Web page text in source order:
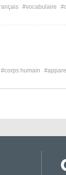
#vocabulaire
#corps humain